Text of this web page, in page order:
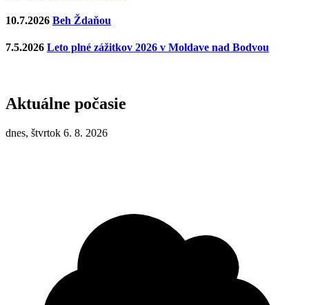
10.7.2026 Beh Ždaňou
7.5.2026 Leto plné zážitkov 2026 v Moldave nad Bodvou
Aktuálne počasie
dnes, štvrtok 6. 8. 2026